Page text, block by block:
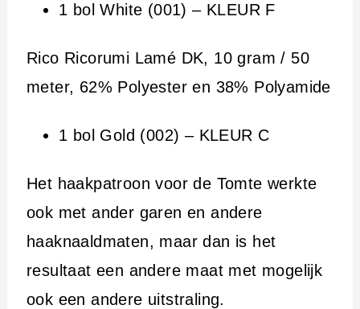
1 bol White (001) – KLEUR F
Rico Ricorumi Lamé DK, 10 gram / 50
meter, 62% Polyester en 38% Polyamide
1 bol Gold (002) – KLEUR C
Het haakpatroon voor de Tomte werkte
ook met ander garen en andere
haaknaaldmaten, maar dan is het
resultaat een andere maat met mogelijk
ook een andere uitstraling.